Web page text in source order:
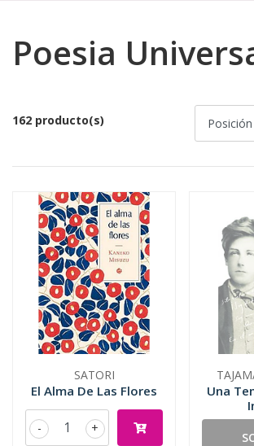
Poesia
162 producto(s)
SATORI
El Alma De Las Flores
+
-
Una